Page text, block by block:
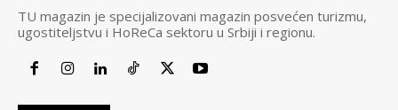
TU magazin je specijalizovani magazin posvećen turizmu,
ugostiteljstvu i HoReCa sektoru u Srbiji i regionu.